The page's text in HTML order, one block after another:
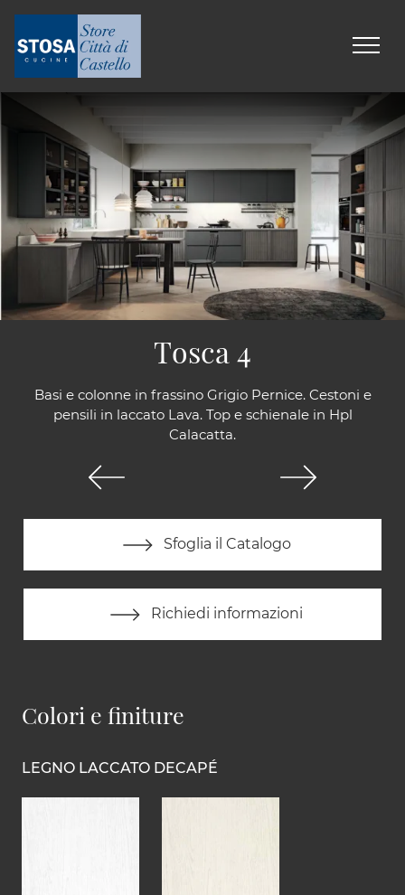
Basi e colonne in frassino Grigio Pernice. Cestoni e
pensili in laccato Lava. Top e schienale in Hpl
Calacatta.
Sfoglia il Catalogo
Richiedi informazioni
Tosca 4
Colori e finiture
LEGNO LACCATO DECAPÉ